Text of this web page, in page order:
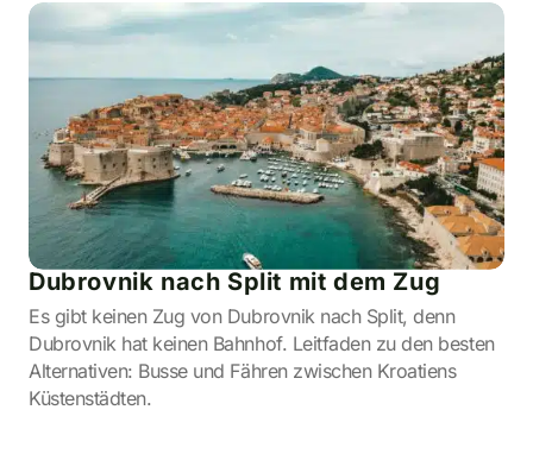
Dubrovnik nach Split mit dem Zug
Es gibt keinen Zug von Dubrovnik nach Split, denn
Dubrovnik hat keinen Bahnhof. Leitfaden zu den besten
Alternativen: Busse und Fähren zwischen Kroatiens
Küstenstädten.